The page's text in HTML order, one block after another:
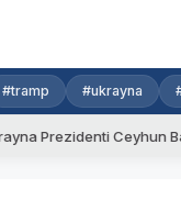
#tramp #ukrayna
Ceyhun